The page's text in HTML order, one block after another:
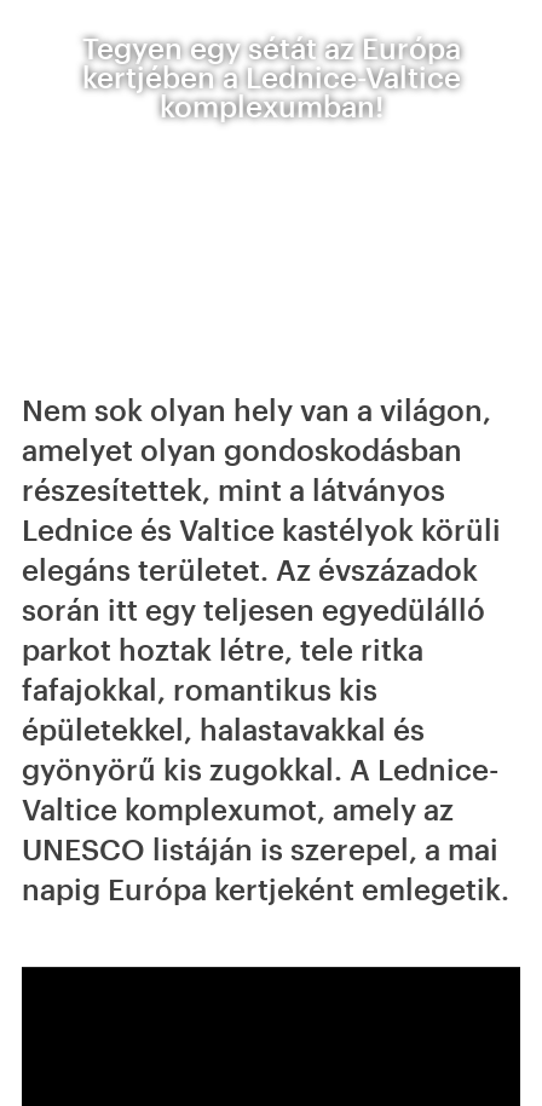
Tegyen egy sétát az Európa
kertjében a Lednice-Valtice
komplexumban!
Nem sok olyan hely van a világon,
amelyet olyan gondoskodásban
részesítettek, mint a látványos
Lednice és Valtice kastélyok körüli
elegáns területet. Az évszázadok
során itt egy teljesen egyedülálló
parkot hoztak létre, tele ritka
fafajokkal, romantikus kis
épületekkel, halastavakkal és
gyönyörű kis zugokkal. A Lednice-
Valtice komplexumot, amely az
UNESCO listáján is szerepel, a mai
napig Európa kertjeként emlegetik.